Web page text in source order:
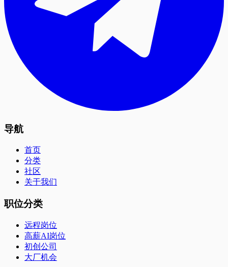
导航
首页
分类
社区
关于我们
职位分类
远程岗位
高薪AI岗位
初创公司
大厂机会